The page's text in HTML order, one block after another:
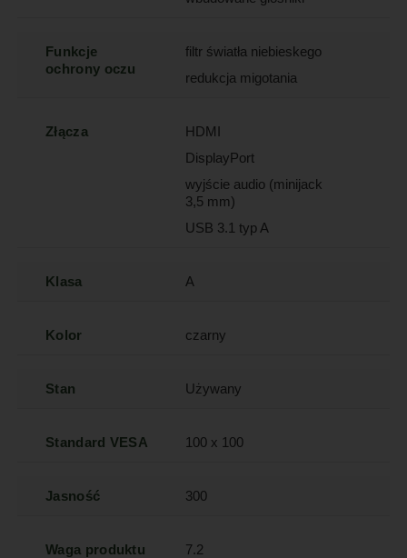
Funkcje
ochrony oczu
filtr światła niebieskego
redukcja migotania
Złącza
HDMI
DisplayPort
wyjście audio (minijack
3,5 mm)
USB 3.1 typ A
Klasa A
Kolor czarny
Stan Używany
Standard VESA 100 x 100
Jasność 300
Waga produktu 7.2